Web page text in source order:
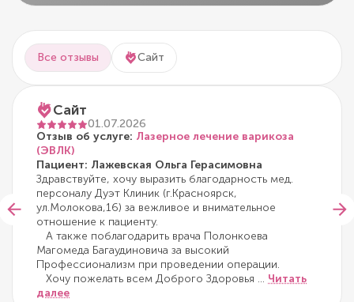
Все отзывы Сайт
Сайт
01.07.2026
Отзыв об услуге: Лазерное лечение варикоза
(ЭВЛК)
Пациент: Лажевская Ольга Герасимовна
Здравствуйте, хочу выразить благодарность мед.
персоналу Дуэт Клиник (г.Красноярск,
ул.Молокова,16) за вежливое и внимательное
отношение к пациенту.
А также поблагодарить врача Полонкоева
Магомеда Багаудиновича за высокий
Профессионализм при проведении операции.
Хочу пожелать всем Доброго Здоровья ... Читать
далее